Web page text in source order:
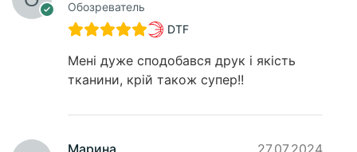
Обозреватель
DTF
Мені дуже сподобався друк і якість
тканини, крій також супер!!
Марина 27.07.2024